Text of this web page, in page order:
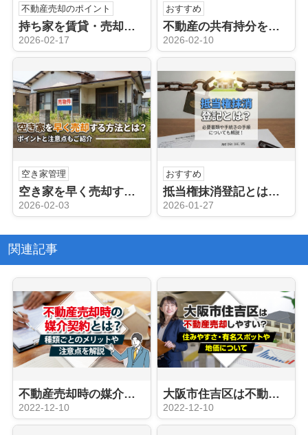
不動産売却のポイント
持ち家を賃貸・売却する際のメリット・デメリットとは？賃貸時の流れも解説
2026-02-17
おすすめ
不動産の共有持分を賃貸物件として活用するときの注意点について解説
2026-02-10
空き家管理
空き家を早く売却する方法とは？ポイントと注意点もご紹介
2026-02-03
おすすめ
抵当権抹消登記とは？必要書類や手続きの手順についても解説！
2026-01-27
関連記事
不動産売却時の媒介契約とは？種類ごとのメリットや注意点を解説
2022-12-10
大阪市住吉区は不動産売却しやすい？住みやすさ・有名スポットや地価について
2022-12-10